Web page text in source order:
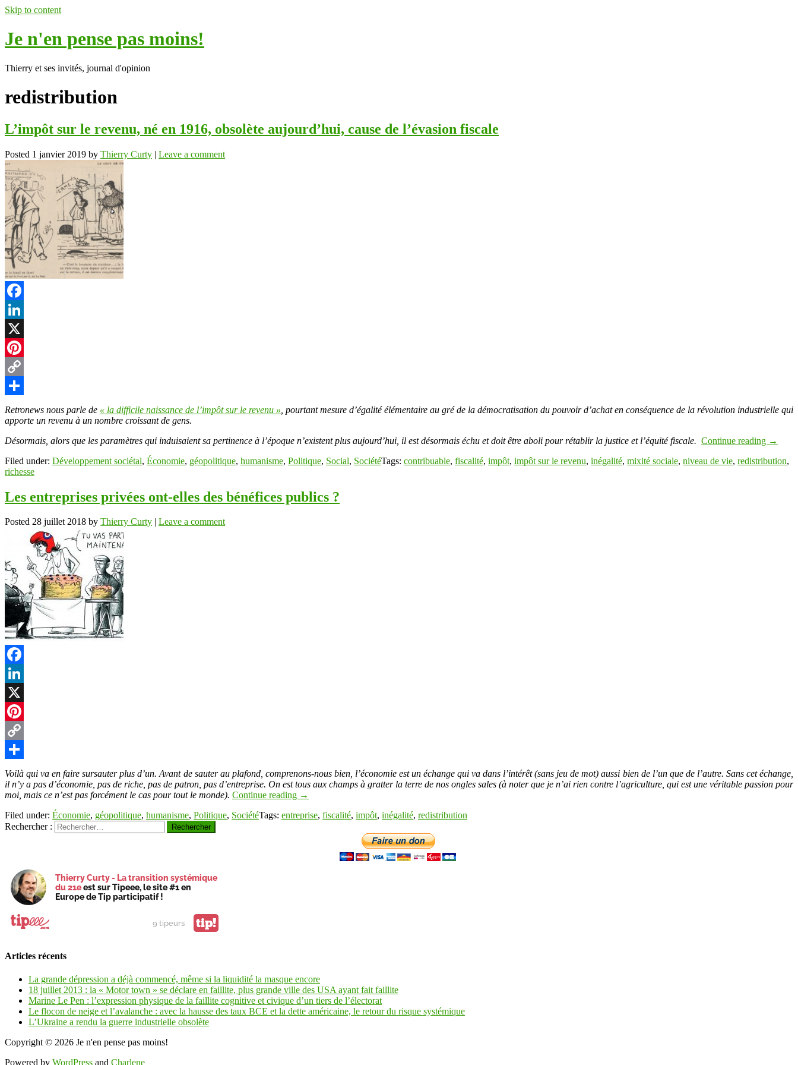
Skip to content
Je n'en pense pas moins!
Thierry et ses invités, journal d'opinion
redistribution
L’impôt sur le revenu, né en 1916, obsolète aujourd’hui, cause de l’évasion fiscale
Posted 1 janvier 2019 by Thierry Curty | Leave a comment
Facebook
LinkedIn
X
Pinterest
Copy
Link
Partager
Retronews nous parle de « la difficile naissance de l’impôt sur le revenu » , pourtant mesure d’égalité élémentaire au gré de la démocratisation du pouvoir d’achat en conséquence de la révolution industrielle qui
apporte un revenu à un nombre croissant de gens.
Désormais, alors que les paramètres qui induisaient sa pertinence à l’époque n’existent plus aujourd’hui, il est désormais échu et doit être aboli pour rétablir la justice et l’équité fiscale. Continue reading →
Filed under: Développement sociétal, Économie, géopolitique, humanisme, Politique, Social, SociétéTags: contribuable, fiscalité, impôt, impôt sur le revenu, inégalité, mixité sociale, niveau de vie, redistribution,
richesse
Les entreprises privées ont-elles des bénéfices publics ?
Posted 28 juillet 2018 by Thierry Curty Leave a comment
Facebook
LinkedIn
X
Pinterest
Copy
Link
Partager
Voilà qui va en faire sursauter plus d’un. Avant de sauter au plafond, comprenons-nous bien, l’économie est un échange qui va dans l’intérêt (sans jeu de mot) aussi bien de l’un que de l’autre. Sans cet échange,
il n’y a pas d’économie, pas de riche, pas de patron, pas d’entreprise. On est tous aux champs à gratter la terre de nos ongles sales (à noter que je n’ai rien contre l’agriculture, qui est une véritable passion pour
moi, mais ce n’est pas forcément le cas pour tout le monde). Continue reading →
Filed under: Économie, géopolitique, humanisme, Politique, SociétéTags: entreprise, fiscalité, impôt, inégalité, redistribution
Rechercher :
Thierry Curty - La transition systémique
du 21eest sur Tipeee, le site #1 en
Europe de Tip participatif !
9 tipeurs tip!
Articles récents
La grande dépression a déjà commencé, même si la liquidité la masque encore
18 juillet 2013 : la « Motor town » se déclare en faillite, plus grande ville des USA ayant fait faillite
Marine Le Pen : l’expression physique de la faillite cognitive et civique d’un tiers de l’électorat
Le flocon de neige et l’avalanche : avec la hausse des taux BCE et la dette américaine, le retour du risque systémique
L’Ukraine a rendu la guerre industrielle obsolète
Copyright © 2026 Je n'en pense pas moins!
Powered by WordPress and Charlene